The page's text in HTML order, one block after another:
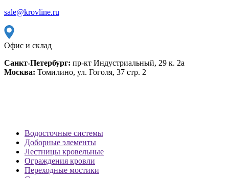
sale@krovline.ru
Офис и склад
Санкт-Петербург: пр-кт Индустриальный, 29 к. 2а
Москва: Томилино, ул. Гоголя, 37 стр. 2
Водосточные системы
Доборные элементы
Лестницы кровельные
Ограждения кровли
Переходные мостики